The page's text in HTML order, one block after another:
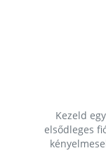
Kezeld
elsődleges